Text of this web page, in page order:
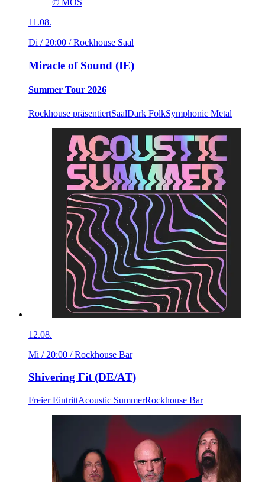
© MOS
11.08.
Di / 20:00 / Rockhouse Saal
Miracle of Sound (IE)
Summer Tour 2026
Rockhouse präsentiertSaalDark FolkSymphonic Metal
12.08.
Mi / 20:00 / Rockhouse Bar
Shivering Fit (DE/AT)
Freier EintrittAcoustic SummerRockhouse Bar